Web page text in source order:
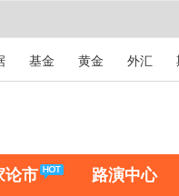
基金 黄金 外汇
论市 路演中心